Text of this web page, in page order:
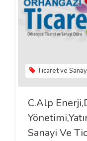
Ticaret ve
C.Alp
Sanayi Ve